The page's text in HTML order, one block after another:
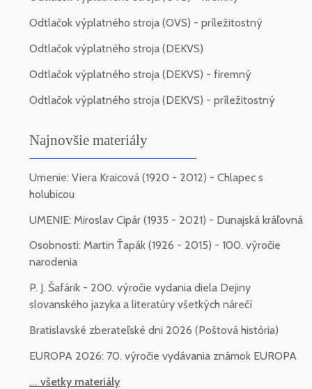
Odtlačok výplatného stroja (OVS) - príležitostný
Odtlačok výplatného stroja (DEKVS)
Odtlačok výplatného stroja (DEKVS) - firemný
Odtlačok výplatného stroja (DEKVS) - príležitostný
Najnovšie materiály
Umenie: Viera Kraicová (1920 - 2012) - Chlapec s
holubicou
UMENIE: Miroslav Cipár (1935 - 2021) - Dunajská kráľovná
Osobnosti: Martin Ťapák (1926 - 2015) - 100. výročie
narodenia
P. J. Šafárik - 200. výročie vydania diela Dejiny
slovanského jazyka a literatúry všetkých nárečí
Bratislavské zberateľské dni 2026 (Poštová história)
EUROPA 2026: 70. výročie vydávania známok EUROPA
... všetky materiály